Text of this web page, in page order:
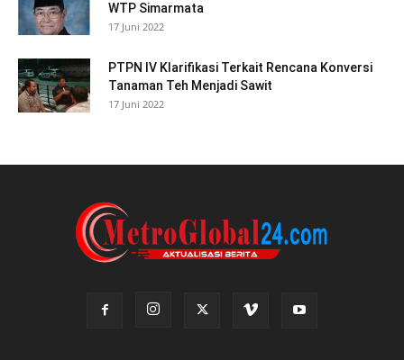
WTP Simarmata
17 Juni 2022
PTPN IV Klarifikasi Terkait Rencana Konversi
Tanaman Teh Menjadi Sawit
17 Juni 2022